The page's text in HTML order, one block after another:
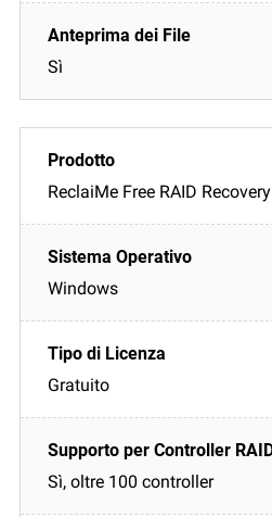
Sì
ReclaiMe Free RAID Recovery
Windows
Gratuito
Sì, oltre 100 controller